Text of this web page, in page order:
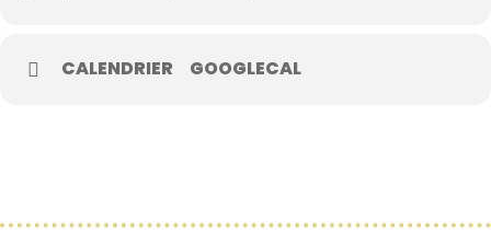
CALENDRIER GOOGLECAL
Découvrir le golf